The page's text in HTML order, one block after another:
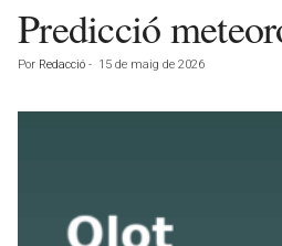
Predicció
Por Redacció - 15 de maig de 2026